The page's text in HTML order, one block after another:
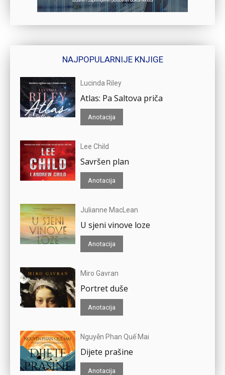
NAJPOPULARNIJE KNJIGE
Lucinda Riley
Atlas: Pa Saltova priča
Anotacija
Lee Child
Savršen plan
Anotacija
Julianne MacLean
U sjeni vinove loze
Anotacija
Miro Gavran
Portret duše
Anotacija
Nguyễn Phan Quế Mai
Dijete prašine
Anotacija